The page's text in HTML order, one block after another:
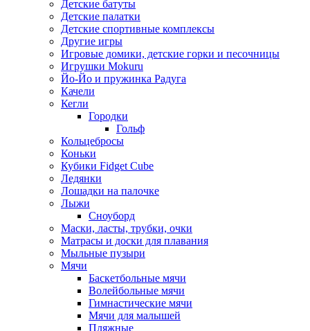
Детские батуты
Детские палатки
Детские спортивные комплексы
Другие игры
Игровые домики, детские горки и песочницы
Игрушки Mokuru
Йо-Йо и пружинка Радуга
Качели
Кегли
Городки
Гольф
Кольцебросы
Коньки
Кубики Fidget Cube
Ледянки
Лошадки на палочке
Лыжи
Сноуборд
Маски, ласты, трубки, очки
Матрасы и доски для плавания
Мыльные пузыри
Мячи
Баскетбольные мячи
Волейбольные мячи
Гимнастические мячи
Мячи для малышей
Пляжные